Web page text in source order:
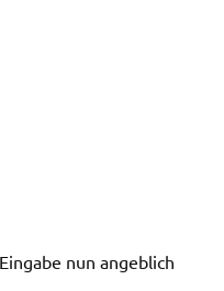
nun angeblich